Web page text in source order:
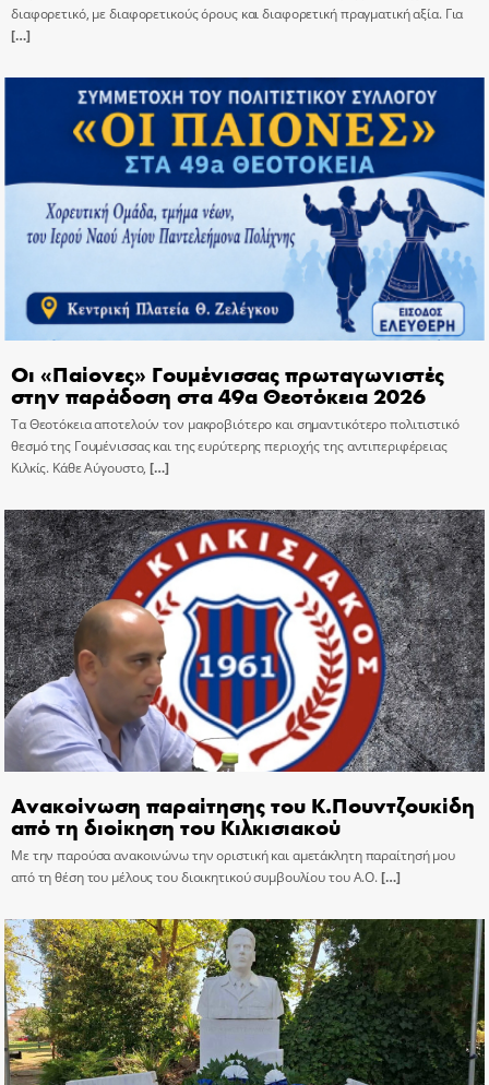
διαφορετικό, με διαφορετικούς όρους και διαφορετική πραγματική αξία. Για
[…]
Οι «Παίονες» Γουμένισσας πρωταγωνιστές
στην παράδοση στα 49α Θεοτόκεια 2026
Τα Θεοτόκεια αποτελούν τον μακροβιότερο και σημαντικότερο πολιτιστικό
θεσμό της Γουμένισσας και της ευρύτερης περιοχής της αντιπεριφέρειας
Κιλκίς. Κάθε Αύγουστο, […]
Ανακοίνωση παραίτησης του Κ.Πουντζουκίδη
από τη διοίκηση του Κιλκισιακού
Με την παρούσα ανακοινώνω την οριστική και αμετάκλητη παραίτησή μου
από τη θέση του μέλους του διοικητικού συμβουλίου του Α.Ο.[…]